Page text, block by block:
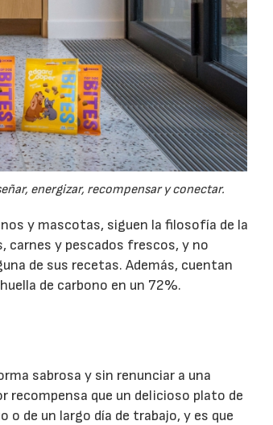
energizar, recompensar y conectar.
y mascotas, siguen la filosofía de la
carnes y pescados frescos, y no
de sus recetas. Además, cuentan
de carbono en un 72%.
sabrosa y sin renunciar a una
recompensa que un delicioso plato de
de un largo día de trabajo, y es que